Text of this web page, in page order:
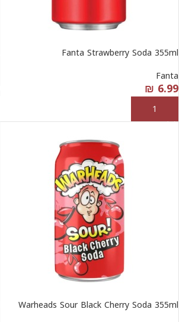
Fanta Strawberry Soda 355ml
Fanta
₪ 6.99
إضافة إلى السلة
Warheads Sour Black Cherry Soda 355ml